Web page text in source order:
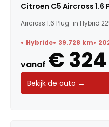
Citroen C5 Aircross 1.6
Aircross 1.6 Plug-in Hybrid
Hybride 39.728 km
vanaf € 324
Bekijk de auto →